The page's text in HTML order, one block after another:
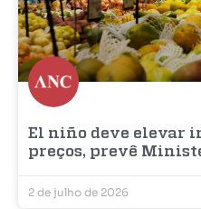
El niño deve elevar
preços, prevê
2 de julho de 2026